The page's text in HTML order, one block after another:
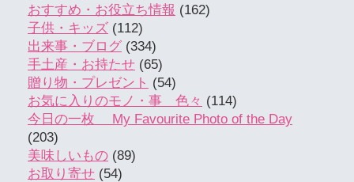
おすすめ・お役立ち情報 (162)
子供・キッズ (112)
出来事・ブログ (334)
手土産・お持たせ (65)
贈り物・プレゼント (54)
お気に入りのモノ・事 色々 (114)
今日の一枚 My Favourite Photo of the Day
(203)
美味しいもの (89)
お取り寄せ (54)